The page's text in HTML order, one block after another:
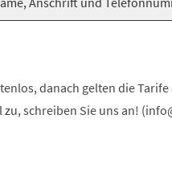
danach gelten die
schreiben Sie uns an!